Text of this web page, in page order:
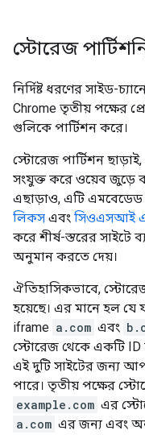
স্টোরেজ
নির্দিষ্ট ধরণের সাইড-
Chrome তৃতীয় পক্ষের
গুলিকে পার্টিশন করে।
স্টোরেজ পার্টিশন
সংযুক্ত করে ওয়েব জুড়ে
এছাড়াও, এটি এমবেডেড
লিকস এবং সিওএসআই
করে শীর্ষ-স্তরের সাইটে
অনুমান করতে দেয়।
ঐতিহাসিকভাবে, স্টোরেজ
হয়েছে। এর মানে হল যে
iframe a.com এবং
স্টোরেজ থেকে একটি ID
এই দুটি সাইটের জন্য
পারে। তৃতীয় পক্ষের
example.com এর
a.com এর জন্য এবং